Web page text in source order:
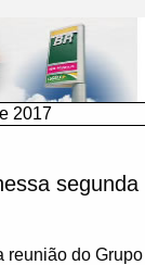
2017
segunda
reunião do Grupo